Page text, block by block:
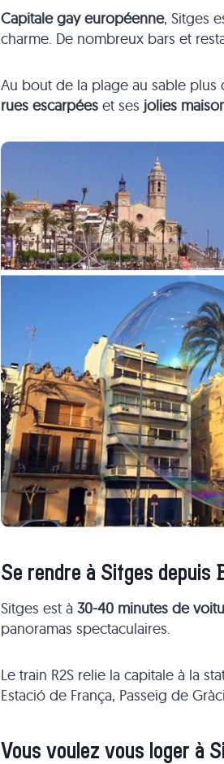
Capitale gay européenne, Sitges
charme. De nombreux bars et
Au bout de la plage au sable plus
rues escarpéeset ses jolies
Se rendre à Sitges depuis
Sitges est à 30-40 minutes de
panoramas spectaculaires.
Le train R2S relie la capitale à la
Estació de França, Passeig de
Vous voulez vous loger à